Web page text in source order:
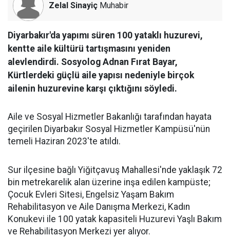
Zelal Sinayiç Muhabir
Diyarbakır'da yapımı süren 100 yataklı huzurevi,
kentte aile kültürü tartışmasını yeniden
alevlendirdi. Sosyolog Adnan Fırat Bayar,
Kürtlerdeki güçlü aile yapısı nedeniyle birçok
ailenin huzurevine karşı çıktığını söyledi.
Aile ve Sosyal Hizmetler Bakanlığı tarafından hayata
geçirilen Diyarbakır Sosyal Hizmetler Kampüsü'nün
temeli Haziran 2023'te atıldı.
Sur ilçesine bağlı Yiğitçavuş Mahallesi'nde yaklaşık 72
bin metrekarelik alan üzerine inşa edilen kampüste;
Çocuk Evleri Sitesi, Engelsiz Yaşam Bakım
Rehabilitasyon ve Aile Danışma Merkezi, Kadın
Konukevi ile 100 yatak kapasiteli Huzurevi Yaşlı Bakım
ve Rehabilitasyon Merkezi yer alıyor.